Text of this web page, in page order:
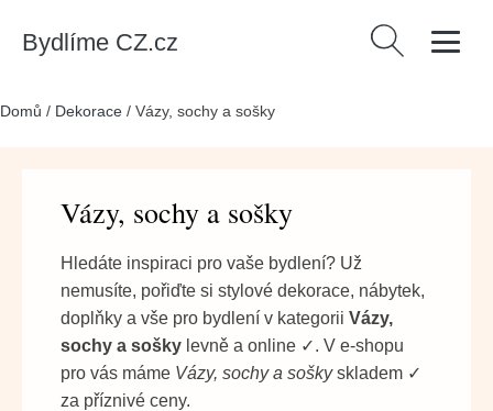
Bydlíme CZ.cz Vyhledávání
Domů / Dekorace / Vázy, sochy a sošky
Vázy, sochy a sošky
Hledáte inspiraci pro vaše bydlení? Už
nemusíte, pořiďte si stylové dekorace, nábytek,
doplňky a vše pro bydlení v kategorii Vázy,
sochy a sošky levně a online ✓. V e-shopu
pro vás máme Vázy, sochy a soškyskladem ✓
za příznivé ceny.